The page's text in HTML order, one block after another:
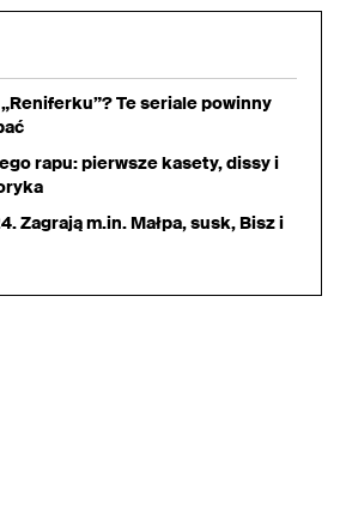
Te seriale powinny
rapu: pierwsze kasety, dissy i
Zagrają m.in. Małpa, susk, Bisz i